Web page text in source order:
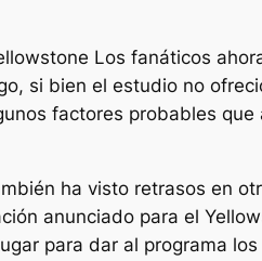
Los fanáticos
si bien el estudio no
factores probables
ha visto retrasos en
anunciado para el
para dar al programa